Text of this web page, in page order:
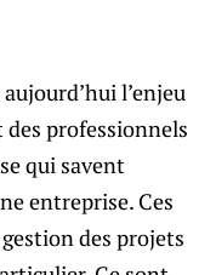
l’enjeu
professionnels
qui savent
entreprise. Ces
des projets